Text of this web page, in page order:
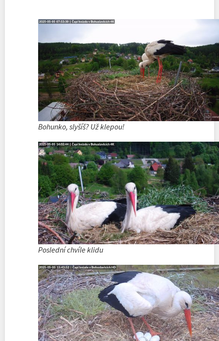
Bohunko, slyšíš? Už klepou!
Poslední chvíle klidu